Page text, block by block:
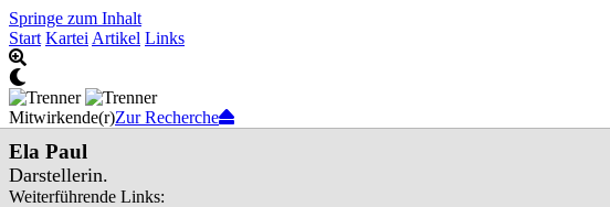
Springe zum Inhalt
Start Kartei Artikel Links
Mitwirkende(r)Zur Recherche
Ela Paul
Darstellerin.
Weiterführende Links: